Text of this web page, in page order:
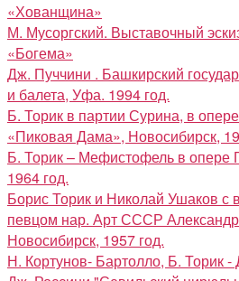
«Хованщина»
М. Мусоргский. Выставочный
«Богема»
Дж. Пуччини . Башкирский
и балета, Уфа. 1994 год.
Б. Торик в партии Сурина, в
«Пиковая Дама», Новосибирск,
Б. Торик – Мефистофель в опере
1964 год.
Борис Торик и Николай Ушаков с
певцом нар. Арт СССР
Новосибирск, 1957 год.
Н. Кортунов- Бартолло, Б. Торик